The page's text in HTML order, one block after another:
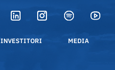
INVESTITORI MEDIA